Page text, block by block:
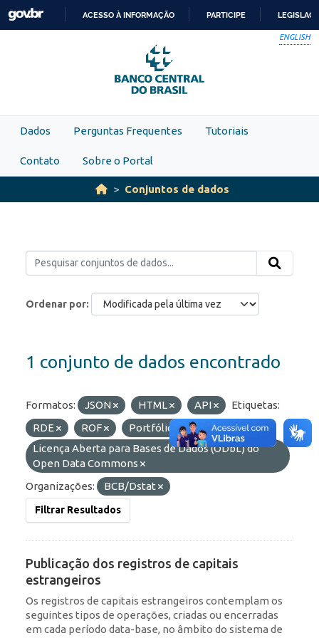
Skip to main content
PARA
O
CONTEÚDO
ACESSO À INFORMAÇÃO PARTICIPE
ENGLISH
Dados Perguntas Frequentes Tutoriais
Contato Sobre o Portal
Conjuntos de dados
Ordenar por
1 conjunto de dados encontrado
Formatos: JSON HTML API
Etiquetas:
RDE
ROF Portfólio
Licenças:
Licença Aberta para Bases de Dados (ODbL) do
Open Data Commons
Organizações:
BCB/Dstat
Filtrar Resultados
Publicação dos registros de capitais
estrangeiros
Os registros de capitais estrangeiros contemplam os
seguintes tipos de operações, criadas ou encerradas
em cada período data-base, no âmbito do sistema de